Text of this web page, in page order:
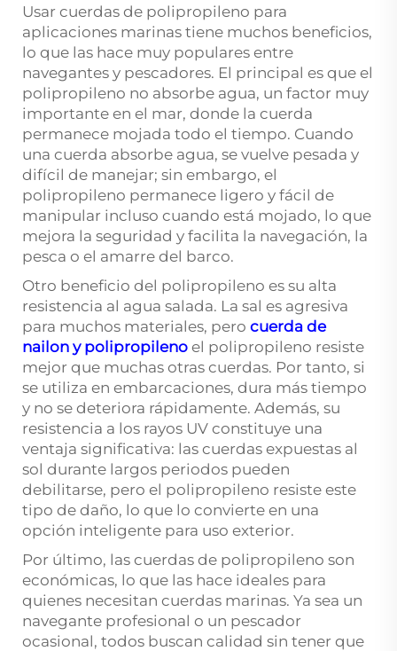
Usar cuerdas de polipropileno para
aplicaciones marinas tiene muchos beneficios,
lo que las hace muy populares entre
navegantes y pescadores. El principal es que el
polipropileno no absorbe agua, un factor muy
importante en el mar, donde la cuerda
permanece mojada todo el tiempo. Cuando
una cuerda absorbe agua, se vuelve pesada y
difícil de manejar; sin embargo, el
polipropileno permanece ligero y fácil de
manipular incluso cuando está mojado, lo que
mejora la seguridad y facilita la navegación, la
pesca o el amarre del barco.
Otro beneficio del polipropileno es su alta
resistencia al agua salada. La sal es agresiva
para muchos materiales, pero cuerda de
nailon y polipropileno el polipropileno resiste
mejor que muchas otras cuerdas. Por tanto, si
se utiliza en embarcaciones, dura más tiempo
y no se deteriora rápidamente. Además, su
resistencia a los rayos UV constituye una
ventaja significativa: las cuerdas expuestas al
sol durante largos periodos pueden
debilitarse, pero el polipropileno resiste este
tipo de daño, lo que lo convierte en una
opción inteligente para uso exterior.
Por último, las cuerdas de polipropileno son
económicas, lo que las hace ideales para
quienes necesitan cuerdas marinas. Ya sea un
navegante profesional o un pescador
ocasional, todos buscan calidad sin tener que